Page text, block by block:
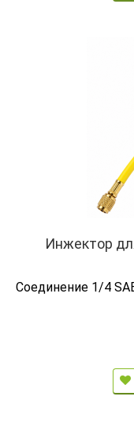
Инжектор
Соединение 1/4